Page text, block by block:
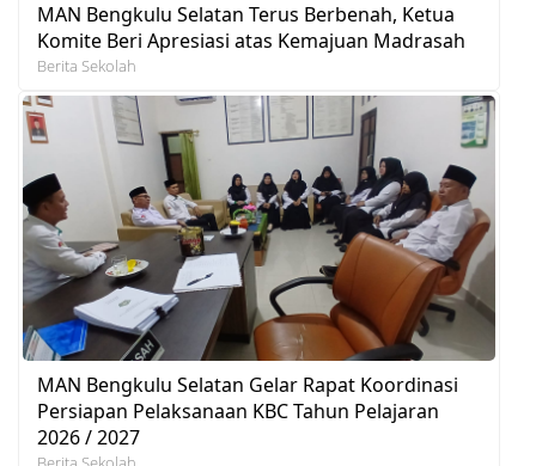
MAN Bengkulu Selatan Terus Berbenah, Ketua
Komite Beri Apresiasi atas Kemajuan Madrasah
Berita Sekolah
MAN Bengkulu Selatan Gelar Rapat Koordinasi
Persiapan Pelaksanaan KBC Tahun Pelajaran
2026 / 2027